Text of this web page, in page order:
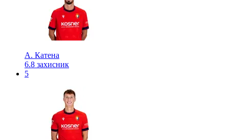
А. Катена
6.8 захисник
5